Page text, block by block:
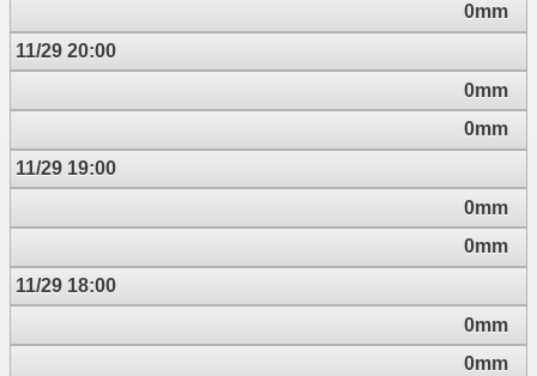
0mm
11/29 20:00
0mm
0mm
11/29 19:00
0mm
0mm
11/29 18:00
0mm
0mm